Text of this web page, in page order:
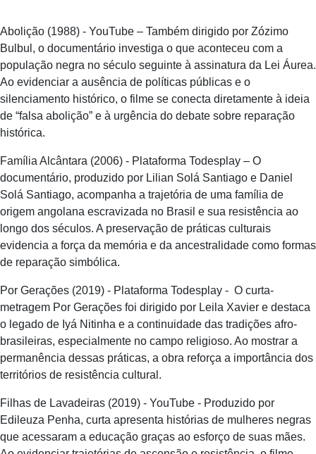
Abolição (1988) - YouTube – Também dirigido por Zózimo
Bulbul, o documentário investiga o que aconteceu com a
população negra no século seguinte à assinatura da Lei Áurea.
Ao evidenciar a ausência de políticas públicas e o
silenciamento histórico, o filme se conecta diretamente à ideia
de “falsa abolição” e à urgência do debate sobre reparação
histórica.
Família Alcântara (2006) - Plataforma Todesplay – O
documentário, produzido por Lilian Solá Santiago e Daniel
Solá Santiago, acompanha a trajetória de uma família de
origem angolana escravizada no Brasil e sua resistência ao
longo dos séculos. A preservação de práticas culturais
evidencia a força da memória e da ancestralidade como formas
de reparação simbólica.
Por Gerações (2019) - Plataforma Todesplay - O curta-
metragem Por Gerações foi dirigido por Leila Xavier e destaca
o legado de Iyá Nitinha e a continuidade das tradições afro-
brasileiras, especialmente no campo religioso. Ao mostrar a
permanência dessas práticas, a obra reforça a importância dos
territórios de resistência cultural.
Filhas de Lavadeiras (2019) - YouTube - Produzido por
Edileuza Penha, curta apresenta histórias de mulheres negras
que acessaram a educação graças ao esforço de suas mães.